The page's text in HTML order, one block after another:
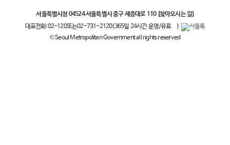
서울특별시청 04524 서울특별시 중구 세종대로 110 [찾아오시는 길]
대표전화:02-120또는02-731-2120(365일 24시간 운영/유료
)
© Seoul Metropolitan Government all rights reserved